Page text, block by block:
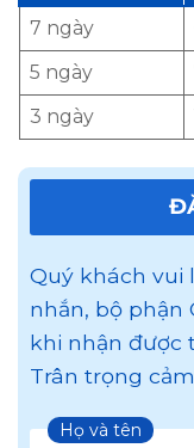
7 ngày
5 ngày
3 ngày
Quý khách vui
nhắn, bộ phận
khi nhận được
Trân trọng
Họ và tên